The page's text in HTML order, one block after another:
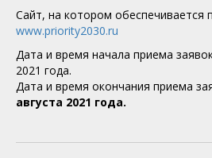
Сайт, на котором обеспечивается
www.priority2030.ru
Дата и время начала приема
2021 года.
Дата и время окончания приема
августа 2021 года.